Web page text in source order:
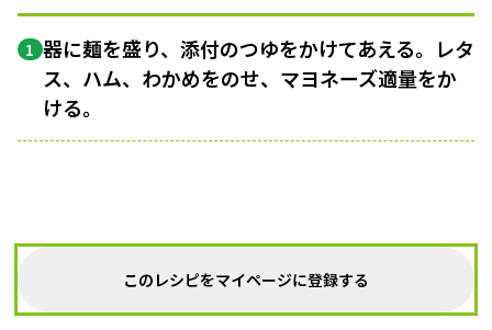
1 器に麺を盛り、添付のつゆをかけてあえる。レタ
ス、ハム、わかめをのせ、マヨネーズ適量をか
ける。
このレシピをマイページに登録する